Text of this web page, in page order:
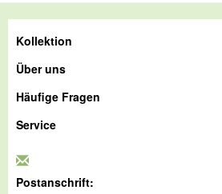
Kollektion
Über uns
Häufige Fragen
Service
Postanschrift: